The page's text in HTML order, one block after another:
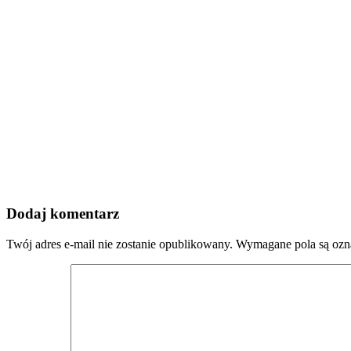
Dodaj komentarz
Twój adres e-mail nie zostanie opublikowany. Wymagane pola są